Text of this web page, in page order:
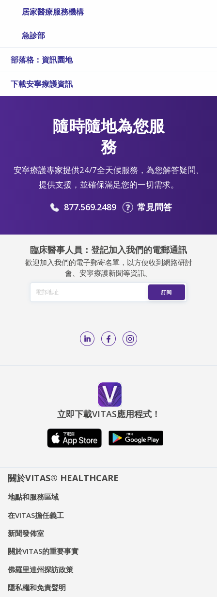
居家醫療服務機構
急診部
部落格：資訊園地
下載安寧療護資訊
隨時隨地為您服
務
安寧療護專家提供24/7全天候服務，為您解答疑問、
提供支援，並確保滿足您的一切需求。
877.569.2489 常見問答
臨床醫事人員：登記加入我們的電郵通訊
歡迎加入我們的電子郵寄名單，以方便收到網路研討
會、安寧療護新聞等資訊。
立即下載VITAS應用程式！
關於VITAS® HEALTHCARE
地點和服務區域
在VITAS擔任義工
新聞發佈室
關於VITAS的重要事實
佛羅里達州探訪政策
隱私權和免責聲明